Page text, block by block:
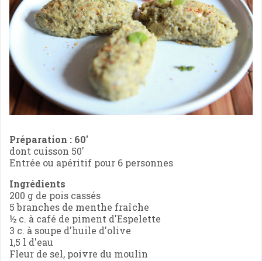
Préparation : 60'
dont cuisson 50'
Entrée ou apéritif pour 6 personnes
Ingrédients
200 g de pois cassés
5 branches de menthe fraîche
½ c. à café de piment d'Espelette
3 c. à soupe d'huile d'olive
1,5 l d'eau
Fleur de sel, poivre du moulin